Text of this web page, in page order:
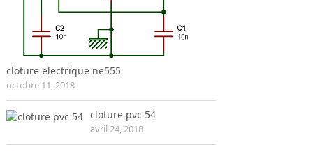
cloture electrique ne555
octobre 11, 2018
cloture pvc 54
avril 24, 2018